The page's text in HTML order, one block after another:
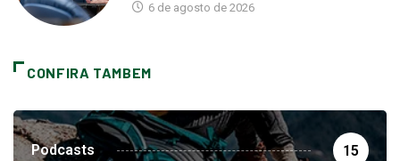
6 de agosto de 2026
CONFIRA TAMBEM
Podcasts 15